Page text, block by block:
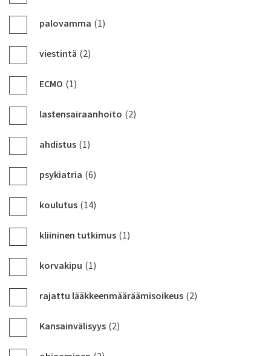
palovamma (1)
viestintä (2)
ECMO (1)
lastensairaanhoito (2)
ahdistus (1)
psykiatria (6)
koulutus (14)
kliininen tutkimus (1)
korvakipu (1)
rajattu lääkkeenmääräämisoikeus (2)
Kansainvälisyys (2)